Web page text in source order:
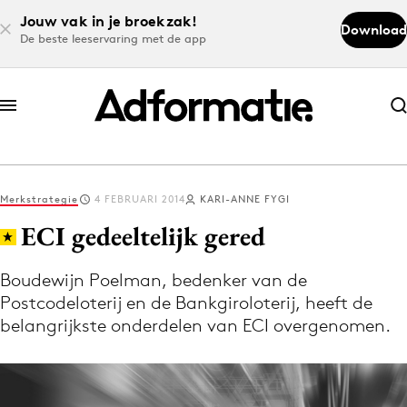
Jouw vak in je broekzak!
De beste leeservaring met de app
Download
Abonneer nu
Abonneer nu
Log in
Download de app
Volg het laatste nieuws via de Adformatie
Nieuws app
Merkstrategie 4 FEBRUARI 2014 KARI-ANNE FYGI
ECI gedeeltelijk gered
Boudewijn Poelman, bedenker van de
Postcodeloterij en de Bankgiroloterij, heeft de
belangrijkste onderdelen van ECI overgenomen.